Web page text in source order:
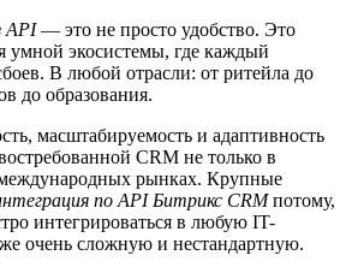
API— это не просто удобство. Это
умной экосистемы, где каждый
В любой отрасли: от ритейла до
до образования.
масштабируемость и адаптивность
CRM не только в
рынках. Крупные
по API Битрикс CRMпотому,
интегрироваться в любую IT-
очень сложную и нестандартную.